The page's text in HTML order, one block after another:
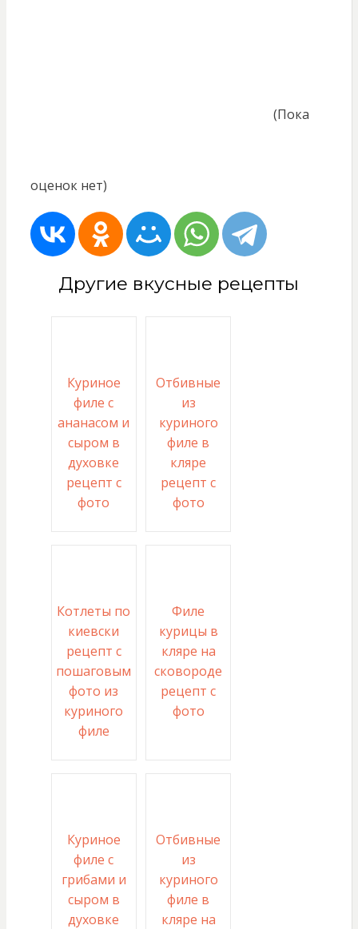
(Пока
оценок нет)
Другие вкусные рецепты
Куриное
филе с
ананасом и
сыром в
духовке
рецепт с
фото
Отбивные
из
куриного
филе в
кляре
рецепт с
фото
Котлеты по
киевски
рецепт с
пошаговым
фото из
куриного
филе
Филе
курицы в
кляре на
сковороде
рецепт с
фото
Куриное
филе с
грибами и
сыром в
духовке
Отбивные
из
куриного
филе в
кляре на